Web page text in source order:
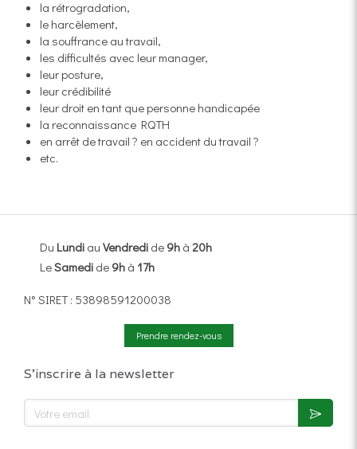
la rétrogradation,
le harcèlement,
la souffrance au travail,
les difficultés avec leur manager,
leur posture,
leur crédibilité
leur droit en tant que personne handicapée
la reconnaissance RQTH
en arrêt de travail ? en accident du travail ?
etc.
Du Lundi au Vendredi de 9h à 20h
LeSamedi de 9h à 17h
N° SIRET : 53898591200038
Prendre rendez-vous
S'inscrire à la newsletter
Votre email